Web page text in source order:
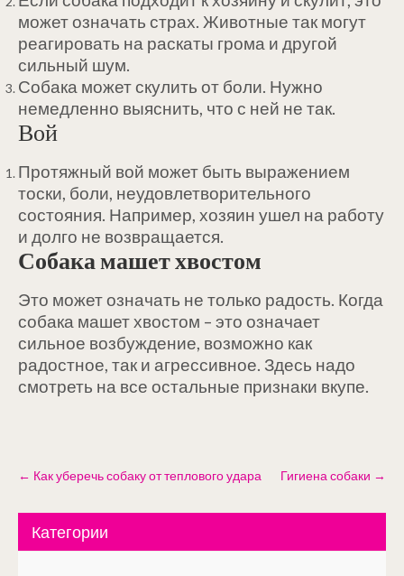
может означать страх. Животные так могут
реагировать на раскаты грома и другой
сильный шум.
Собака может скулить от боли. Нужно
немедленно выяснить, что с ней не так.
Вой
Протяжный вой может быть выражением
тоски, боли, неудовлетворительного
состояния. Например, хозяин ушел на работу
и долго не возвращается.
Собака машет хвостом
Это может означать не только радость. Когда
собака машет хвостом – это означает
сильное возбуждение, возможно как
радостное, так и агрессивное. Здесь надо
смотреть на все остальные признаки вкупе.
navigation
← Как уберечь собаку от теплового удара Гигиена собаки →
Категории